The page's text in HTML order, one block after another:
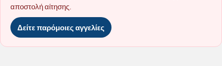
αποστολή αίτησης.
Δείτε παρόμοιες αγγελίες